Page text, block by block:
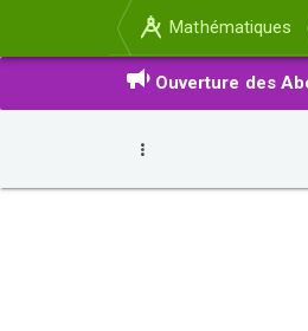
Mathématiques
Ouverture des